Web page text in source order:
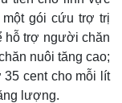
gói cứu trợ trị
hỗ trợ người chăn
nuôi tăng cao;
cent cho mỗi lít
lượng.